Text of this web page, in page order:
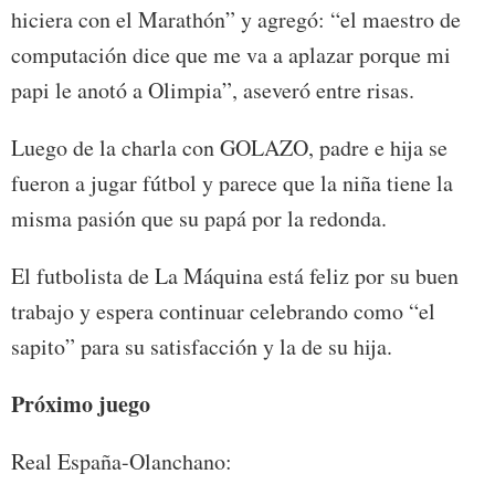
hiciera con el Marathón” y agregó: “el maestro de
computación dice que me va a aplazar porque mi
papi le anotó a Olimpia”, aseveró entre risas.
Luego de la charla con GOLAZO, padre e hija se
fueron a jugar fútbol y parece que la niña tiene la
misma pasión que su papá por la redonda.
El futbolista de La Máquina está feliz por su buen
trabajo y espera continuar celebrando como “el
sapito” para su satisfacción y la de su hija.
Próximo juego
Real España-Olanchano: